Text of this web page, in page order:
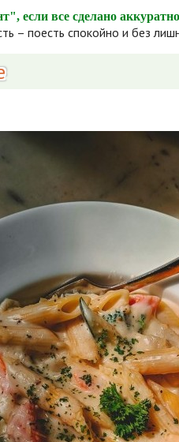
все сделано
– поесть спокойно и без